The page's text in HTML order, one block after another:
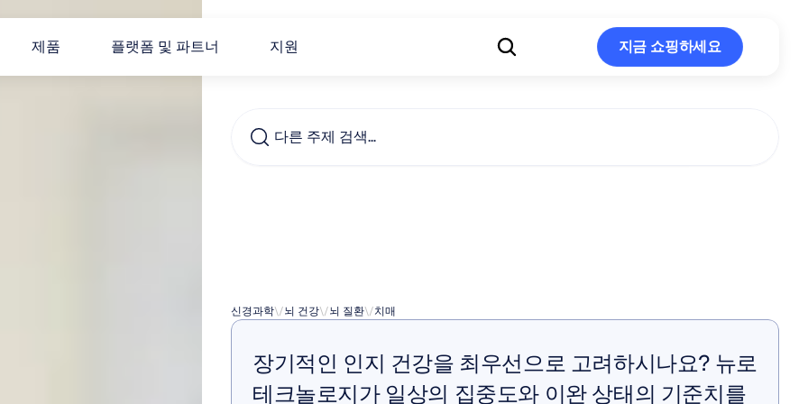
제품 플랫폼 및 파트너 지원
지금 쇼핑하세요
다른 주제 검색…
신경과학\/뇌 건강\/뇌 질환\/치매
장기적인 인지 건강을 최우선으로 고려하시나요? 뉴로
테크놀로지가 일상의 집중도와 이완 상태의 기준치를